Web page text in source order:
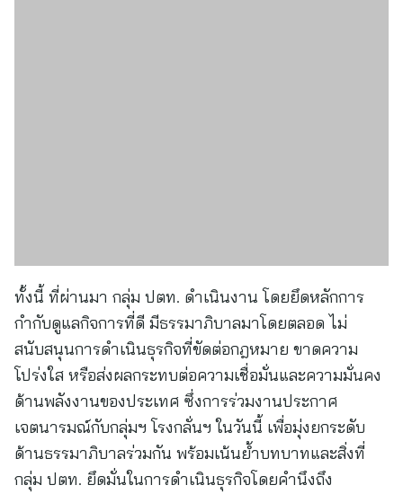
ทั้งนี้ ที่ผ่านมา กลุ่ม ปตท. ดำเนินงาน โดยยึดหลักการ
กำกับดูแลกิจการที่ดี มีธรรมาภิบาลมาโดยตลอด ไม่
สนับสนุนการดำเนินธุรกิจที่ขัดต่อกฎหมาย ขาดความ
โปร่งใส หรือส่งผลกระทบต่อความเชื่อมั่นและความมั่นคง
ด้านพลังงานของประเทศ ซึ่งการร่วมงานประกาศ
เจตนารมณ์กับกลุ่มฯ โรงกลั่นฯ ในวันนี้ เพื่อมุ่งยกระดับ
ด้านธรรมาภิบาลร่วมกัน พร้อมเน้นย้ำบทบาทและสิ่งที่
กลุ่ม ปตท. ยึดมั่นในการดำเนินธุรกิจโดยคำนึงถึง